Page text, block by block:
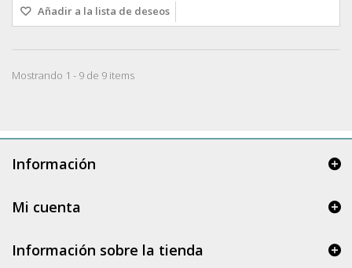
Añadir a la lista de deseos
Mostrando 1 - 9 de 9 items
Información
Mi cuenta
Información sobre la tienda